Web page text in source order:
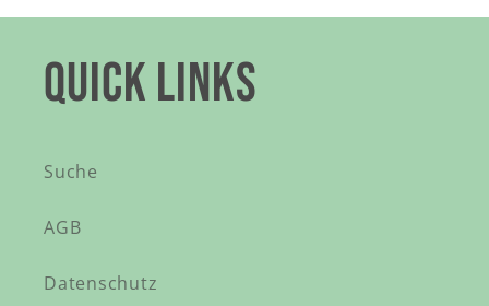
QUICK LINKS
Suche
AGB
Datenschutz